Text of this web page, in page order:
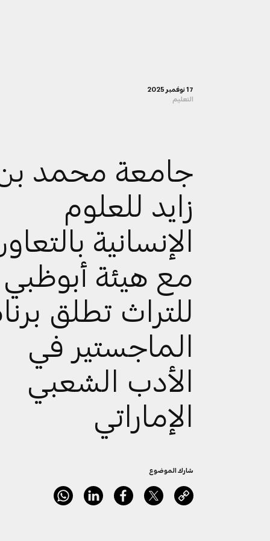
17 نوفمبر 2025
التعليم
جامعة محمد
زايد للعلوم
الإنسانية
مع هيئة أبوظبي
للتراث تطلق
الماجستير في
الأدب الشعبي
الإماراتي
شارك الموضوع